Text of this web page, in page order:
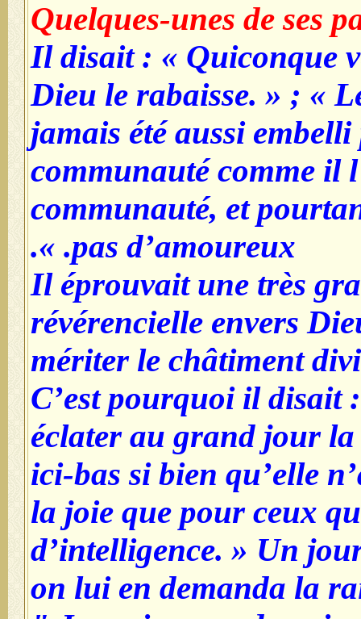
Quelques-unes de ses
Il disait : « Quiconque
Dieu le rabaisse. » ; «
jamais été aussi
communauté comme il
communauté, et
pas d’amoureux. ».
Il éprouvait une très
révérencielle envers
mériter le châtiment
C’est pourquoi il disait
éclater au grand jour la
ici-bas si bien qu’elle
la joie que pour ceux
d’intelligence. » Un
on lui en demanda la